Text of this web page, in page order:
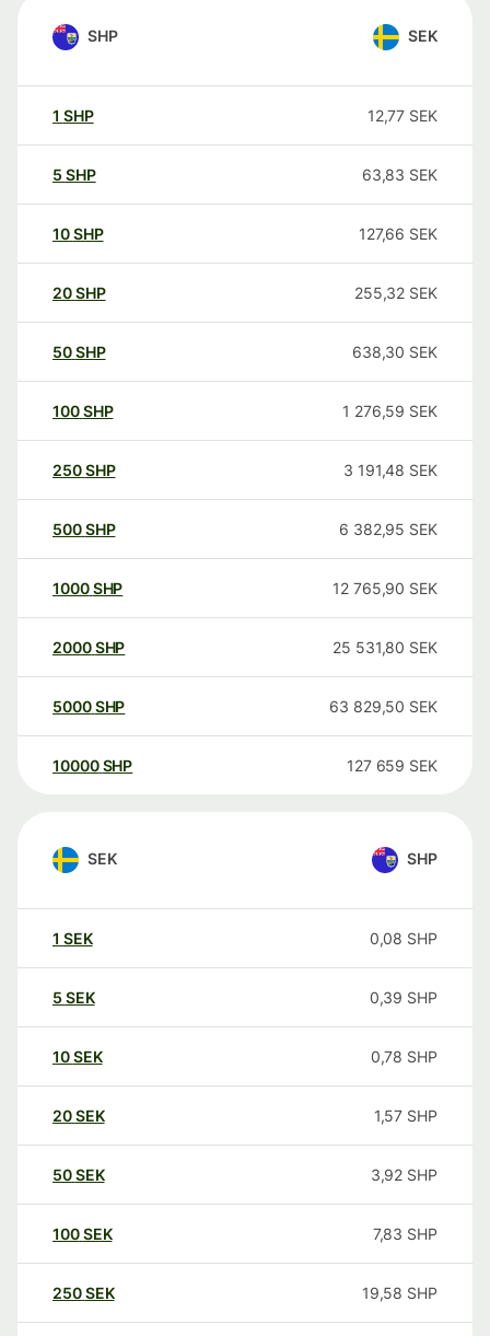
SHP SEK
1 SHP 12,77 SEK
5 SHP 63,83 SEK
10SHP 127,66 SEK
20SHP 255,32 SEK
50SHP 638,30 SEK
100SHP 1 276,59 SEK
250SHP 3 191,48 SEK
500SHP 6 382,95 SEK
1000SHP 12 765,90 SEK
2000SHP 25 531,80 SEK
5000SHP 63 829,50 SEK
10000 SHP 127 659 SEK
SEK SHP
1 SEK 0,08 SHP
5 SEK 0,39 SHP
10SEK 0,78 SHP
20SEK 1,57 SHP
50SEK 3,92 SHP
100SEK 7,83 SHP
250SEK 19,58 SHP